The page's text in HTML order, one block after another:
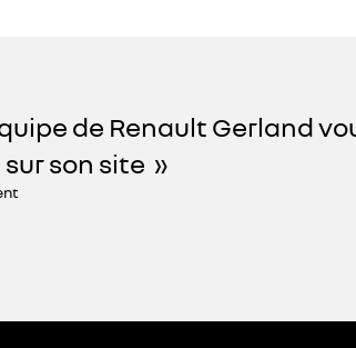
de Renault Gerland
son site